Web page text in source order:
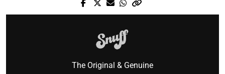
The Original & Genuine